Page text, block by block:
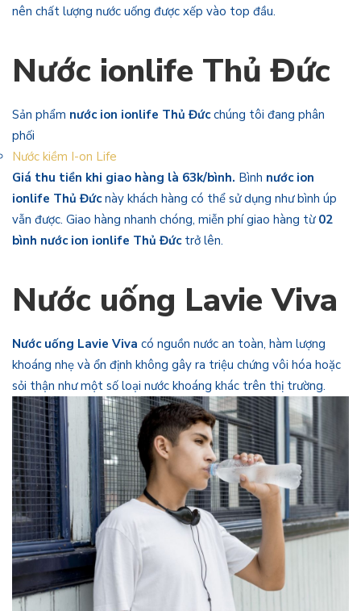
nên chất lượng nước uống được xếp vào top đầu.
Nước ionlife Thủ Đức
Sản phẩm nước ion ionlife Thủ Đức chúng tôi đang phân
phối
Nước kiềm I-on Life
Giá thu tiền khi giao hàng là 63k/bình. Bình nước ion
ionlife Thủ Đức này khách hàng có thể sử dụng như bình úp
vẫn được. Giao hàng nhanh chóng, miễn phí giao hàng từ 02
bình nước ion ionlife Thủ Đức trở lên.
Nước uống Lavie Viva
Nước uống Lavie Viva có nguồn nước an toàn, hàm lượng
khoáng nhẹ và ổn định không gây ra triệu chứng vôi hóa hoặc
sỏi thận như một số loại nước khoáng khác trên thị trường.